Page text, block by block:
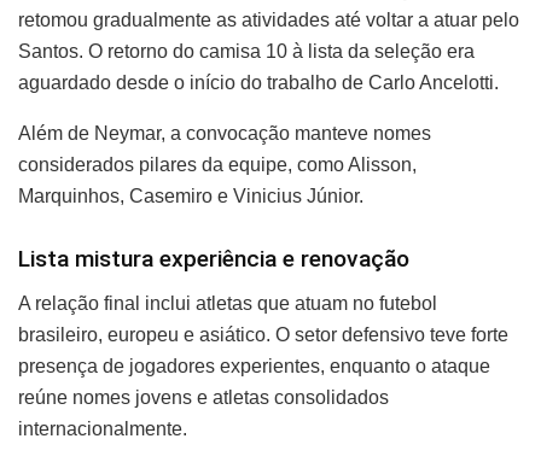
retomou gradualmente as atividades até voltar a atuar pelo
Santos. O retorno do camisa 10 à lista da seleção era
aguardado desde o início do trabalho de Carlo Ancelotti.
Além de Neymar, a convocação manteve nomes
considerados pilares da equipe, como Alisson,
Marquinhos, Casemiro e Vinicius Júnior.
Lista mistura experiência e renovação
A relação final inclui atletas que atuam no futebol
brasileiro, europeu e asiático. O setor defensivo teve forte
presença de jogadores experientes, enquanto o ataque
reúne nomes jovens e atletas consolidados
internacionalmente.